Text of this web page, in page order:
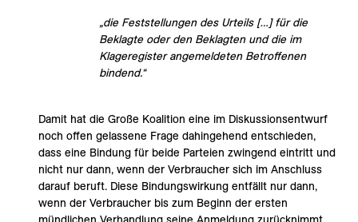
„die Feststellungen des Urteils […] für die
Beklagte oder den Beklagten und die im
Klageregister angemeldeten Betroffenen
bindend.“
Damit hat die Große Koalition eine im Diskussionsentwurf
noch offen gelassene Frage dahingehend entschieden,
dass eine Bindung für beide Parteien zwingend eintritt und
nicht nur dann, wenn der Verbraucher sich im Anschluss
darauf beruft. Diese Bindungswirkung entfällt nur dann,
wenn der Verbraucher bis zum Beginn der ersten